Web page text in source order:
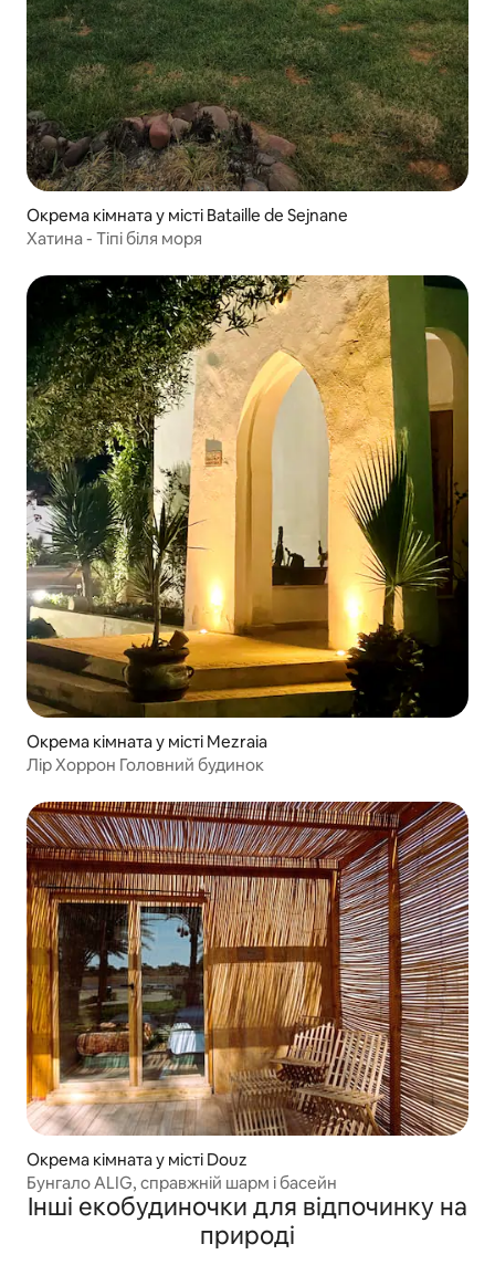
Окрема кімната у місті Bataille de Sejnane
Хатина - Тіпі біля моря
Окрема кімната у місті Mezraia
Лір Хоррон Головний будинок
Окрема кімната у місті Douz
Бунгало ALIG, справжній шарм і басейн
Інші екобудиночки для відпочинку на
природі